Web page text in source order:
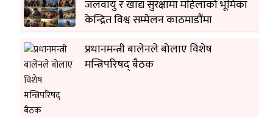
जलवायु र खाद्य सुरक्षामा महिलाको भूमिका
केन्द्रित विश्व सम्मेलन काठमाडौंमा
प्रधानमन्त्री बालेनले बोलाए विशेष
मन्त्रिपरिषद् बैठक